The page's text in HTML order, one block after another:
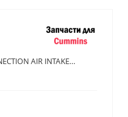
AIR INTAKE...